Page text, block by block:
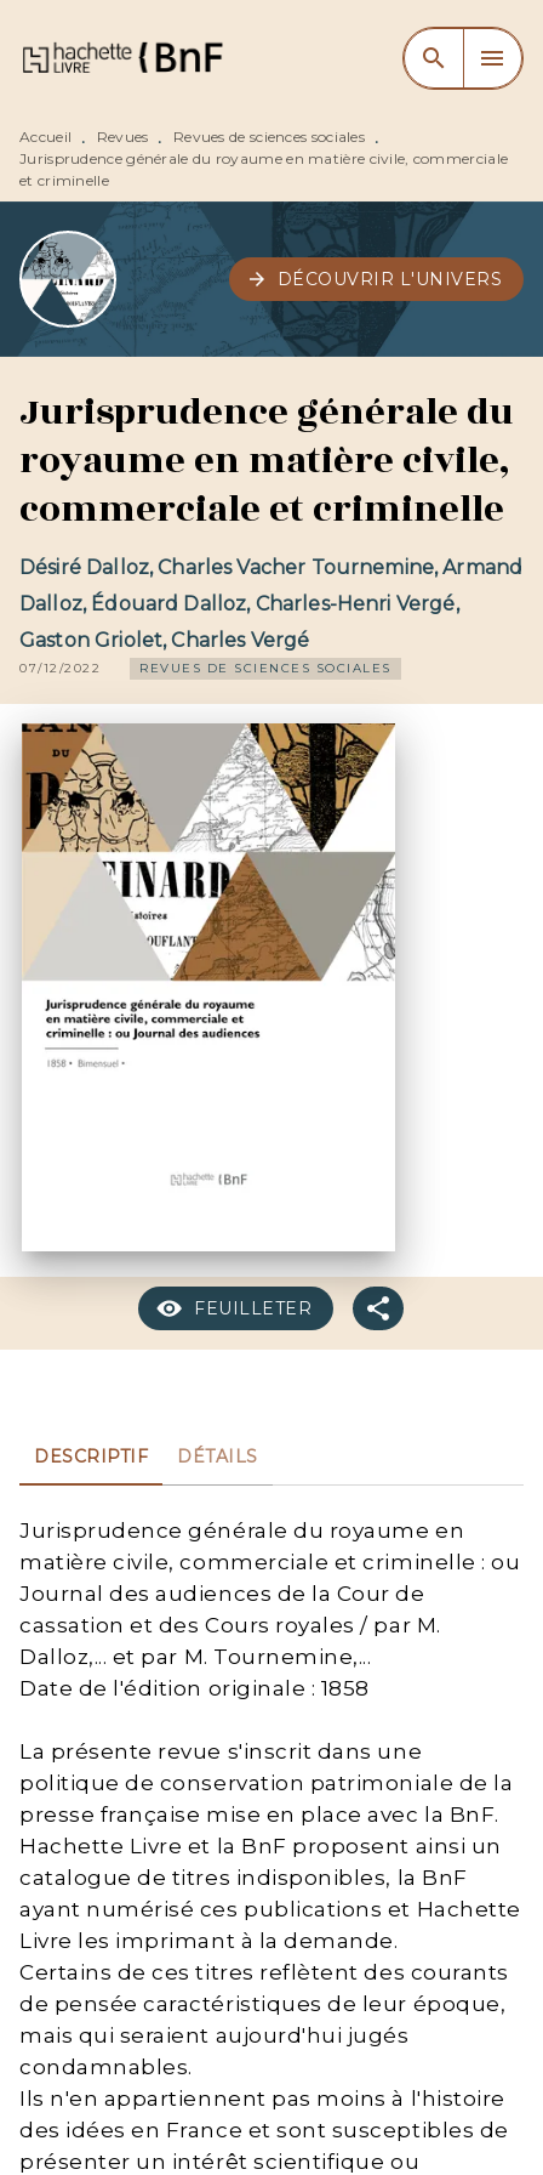
MENU RECHERCHE
CONTENU
search menu
Accueil • Revues • Revues de sciences sociales •
Jurisprudence générale du royaume en matière civile, commerciale
et criminelle
arrow_forward DÉCOUVRIR L'UNIVERS
Jurisprudence générale du
royaume en matière civile,
commerciale et criminelle
Désiré Dalloz,Charles Vacher Tournemine,Armand
Dalloz, Édouard Dalloz, Charles-Henri Vergé,
Gaston Griolet,Charles Vergé
07/12/2022 REVUES DE SCIENCES SOCIALES
FEUILLETER
DESCRIPTIF DÉTAILS
Jurisprudence générale du royaume en
matière civile, commerciale et criminelle : ou
Journal des audiences de la Cour de
cassation et des Cours royales / par M.
Dalloz,... et par M. Tournemine,...
Date de l'édition originale : 1858
La présente revue s'inscrit dans une
politique de conservation patrimoniale de la
presse française mise en place avec la BnF.
Hachette Livre et la BnF proposent ainsi un
catalogue de titres indisponibles, la BnF
ayant numérisé ces publications et Hachette
Livre les imprimant à la demande.
Certains de ces titres reflètent des courants
de pensée caractéristiques de leur époque,
mais qui seraient aujourd'hui jugés
condamnables.
Ils n'en appartiennent pas moins à l'histoire
des idées en France et sont susceptibles de
présenter un intérêt scientifique ou